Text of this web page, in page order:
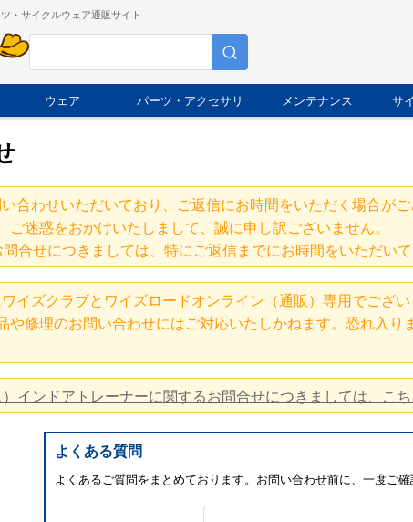
・サイクルウェア通販サイト
ウェア パーツ・アクセサリ メンテナンス サ
合わせいただいており、ご返信にお時間をいただく場合がご
ご迷惑をおかけいたしまして、誠に申し訳ございません。
合せにつきましては、特にご返信までにお時間をいただい
イズクラブとワイズロードオンライン（通販）専用でござい
や修理のお問い合わせにはご対応いたしかねます。恐れ入
インドアトレーナーに関するお問合せにつきましては、こち
よくある質問
よくあるご質問をまとめております。お問い合わせ前に、一度ご確